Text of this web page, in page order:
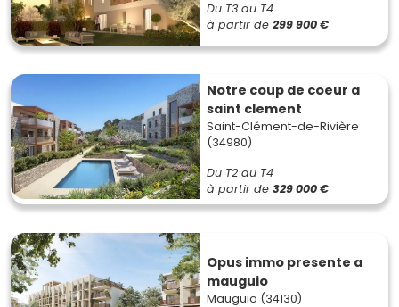
Du T3 au T4
à partir de 299 900 €
Notre coup de coeur a
saint clement
Saint-Clément-de-Rivière
(34980)
Du T2 au T4
à partir de 329 000 €
Opus immo presente a
mauguio
Mauguio (34130)